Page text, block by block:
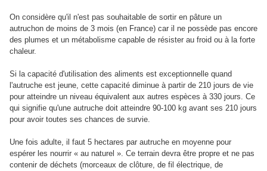
On considère qu'il n'est pas souhaitable de sortir en pâture un
autruchon de moins de 3 mois (en France) car il ne possède pas encore
des plumes et un métabolisme capable de résister au froid ou à la forte
chaleur.
Si la capacité d'utilisation des aliments est exceptionnelle quand
l'autruche est jeune, cette capacité diminue à partir de 210 jours de vie
pour atteindre un niveau équivalent aux autres espèces à 330 jours. Ce
qui signifie qu'une autruche doit atteindre 90-100 kg avant ses 210 jours
pour avoir toutes ses chances de survie.
Une fois adulte, il faut 5 hectares par autruche en moyenne pour
espérer les nourrir « au naturel ». Ce terrain devra être propre et ne pas
contenir de déchets (morceaux de clôture, de fil électrique, de